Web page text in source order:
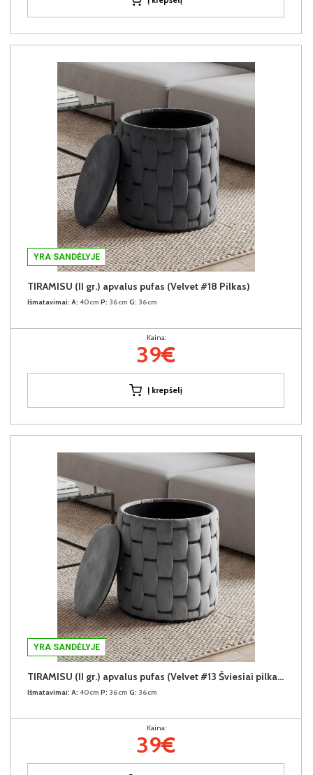
YRA SANDĖLYJE
TIRAMISU (II gr.) apvalus pufas (Velvet #18 Pilkas)
Išmatavimai: A: 40cm P: 36cm G: 36cm
Kaina:
39€
Į krepšelį
YRA SANDĖLYJE
TIRAMISU (II gr.) apvalus pufas (Velvet #13 Šviesiai pilkas)
Išmatavimai: A: 40cm P: 36cm G: 36cm
Kaina:
39€